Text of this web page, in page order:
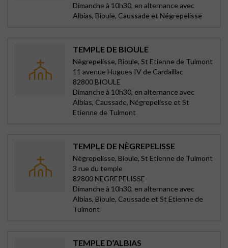
Dimanche à 10h30, en alternance avec
Albias, Bioule, Caussade et Négrepelisse
TEMPLE DE BIOULE
Nègrepelisse, Bioule, St Etienne de Tulmont
11 avenue Hugues IV de Cardaillac
82800 BIOULE
Dimanche à 10h30, en alternance avec
Albias, Caussade, Négrepelisse et St
Etienne de Tulmont
TEMPLE DE NÈGREPELISSE
Nègrepelisse, Bioule, St Etienne de Tulmont
3 rue du temple
82800 NEGREPELISSE
Dimanche à 10h30, en alternance avec
Albias, Bioule, Caussade et St Etienne de
Tulmont
TEMPLE D’ALBIAS